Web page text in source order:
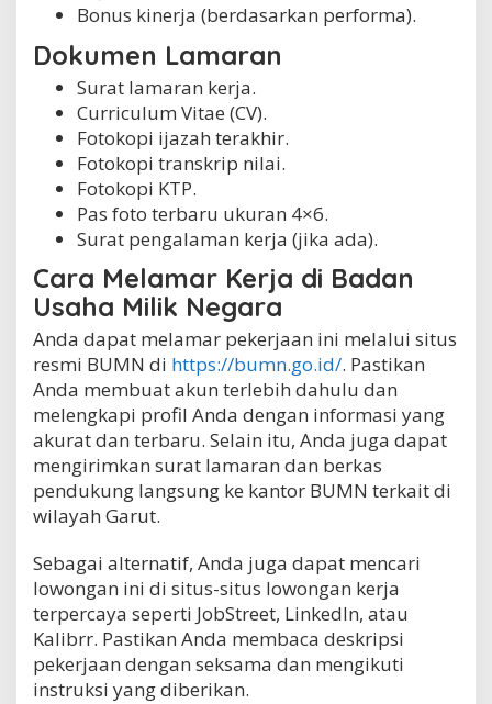
Bonus kinerja (berdasarkan performa).
Dokumen Lamaran
Surat lamaran kerja.
Curriculum Vitae (CV).
Fotokopi ijazah terakhir.
Fotokopi transkrip nilai.
Fotokopi KTP.
Pas foto terbaru ukuran 4×6.
Surat pengalaman kerja (jika ada).
Cara Melamar Kerja di Badan
Usaha Milik Negara
Anda dapat melamar pekerjaan ini melalui situs
resmi BUMN di https://bumn.go.id/. Pastikan
Anda membuat akun terlebih dahulu dan
melengkapi profil Anda dengan informasi yang
akurat dan terbaru. Selain itu, Anda juga dapat
mengirimkan surat lamaran dan berkas
pendukung langsung ke kantor BUMN terkait di
wilayah Garut.
Sebagai alternatif, Anda juga dapat mencari
lowongan ini di situs-situs lowongan kerja
terpercaya seperti JobStreet, LinkedIn, atau
Kalibrr. Pastikan Anda membaca deskripsi
pekerjaan dengan seksama dan mengikuti
instruksi yang diberikan.